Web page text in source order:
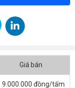
Giá bán
9.000.000 đồng/tấm